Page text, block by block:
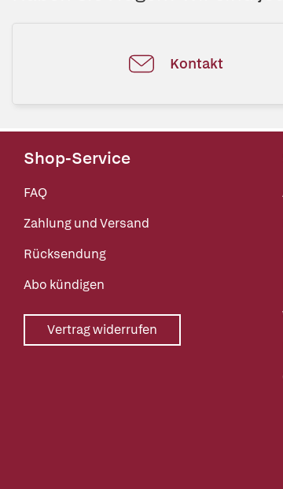
Kontakt
Shop-Service
FAQ
Zahlung und Versand
Rücksendung
Abo kündigen
Vertrag widerrufen